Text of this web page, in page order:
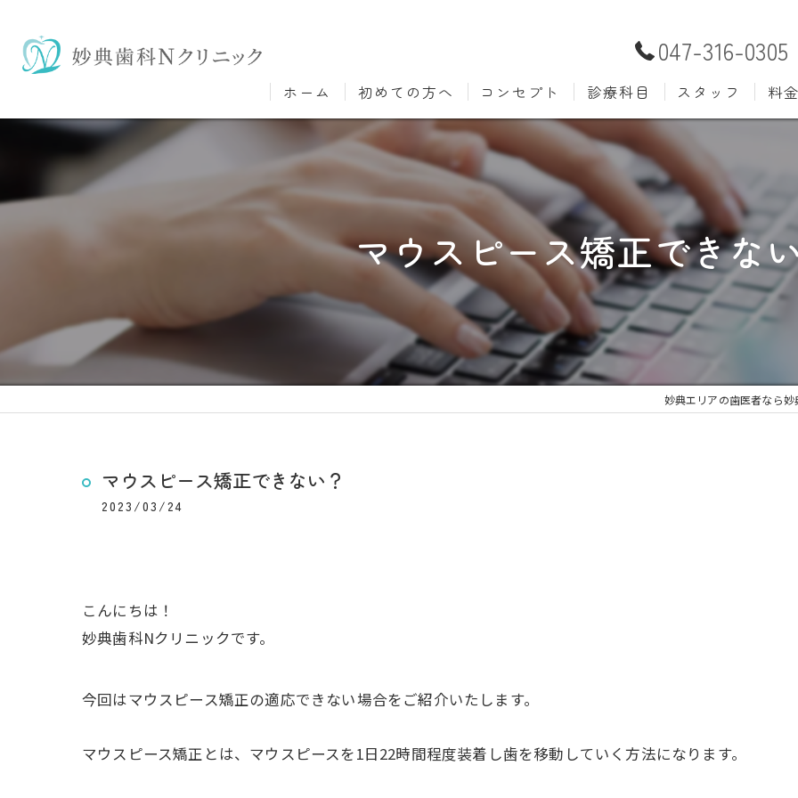
047-316-0305
ホーム 初めての方へ コンセプト 診療科目
むし歯治療
小児歯科
口腔外科
ホワイトニング 歯科検診
審美歯科 根管治療
知覚過敏
子ども
スタッフ 料
マウスピース矯正できな
妙典エリアの歯医者なら
マウスピース矯正できない？
2023/03/24
こんにちは！
妙典歯科Nクリニックです。
今回はマウスピース矯正の適応できない場合をご紹介いたします。
マウスピース矯正とは、マウスピースを1日22時間程度装着し歯を移動していく方法になります。